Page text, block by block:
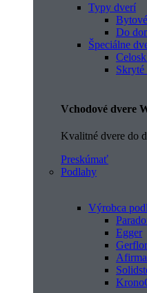
Typy dverí
Do
Špeciálne
Skryté
Vchodové dvere
Kvalitné dvere do
Preskúmať
Podlahy
Výrobca
Egger
Gerflor